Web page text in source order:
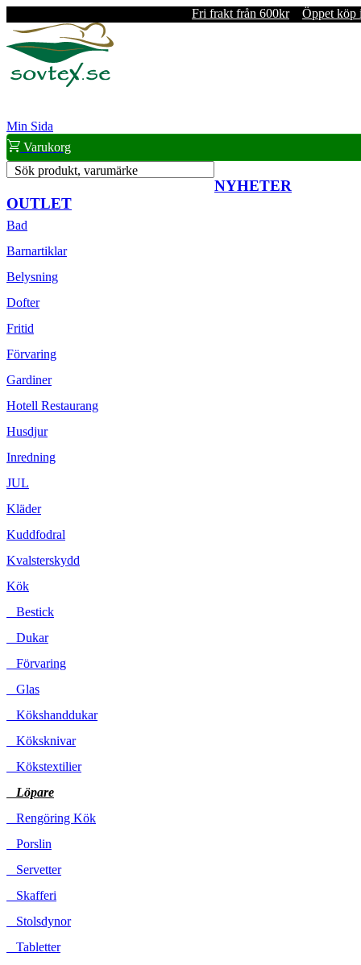
Fri frakt från 600kr Öppet köp
Min Sida
Varukorg
Sök produkt, varumärke
NYHETER
OUTLET
Bad
Barnartiklar
Belysning
Dofter
Fritid
Förvaring
Gardiner
Hotell Restaurang
Husdjur
Inredning
JUL
Kläder
Kuddfodral
Kvalsterskydd
Kök
Bestick
Dukar
Förvaring
Glas
Kökshanddukar
Köksknivar
Kökstextilier
Löpare
Rengöring Kök
Porslin
Servetter
Skafferi
Stolsdynor
Tabletter